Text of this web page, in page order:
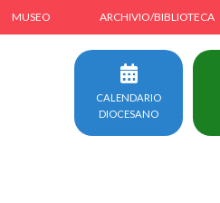
MUSEO ARCHIVIO/BIBLIOTECA
CALENDARIO
DIOCESANO